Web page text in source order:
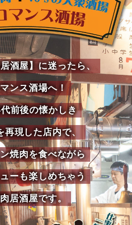
酒屋】に迷ったら、
ンス酒場へ！
前後の懐かしき
再現した店内で、
焼肉を食べながら
ーも楽しめちゃう
居酒屋です。